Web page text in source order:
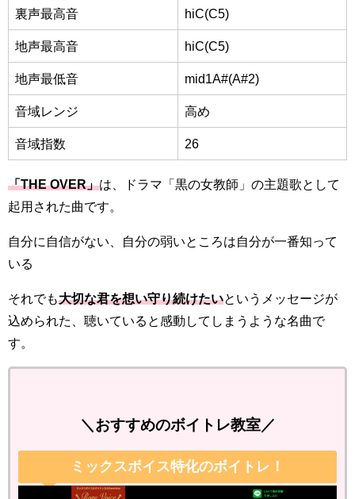
裏声最高音 hiC(C5)
地声最高音 hiC(C5)
地声最低音 mid1A#(A#2)
音域レンジ 高め
音域指数 26
「THE OVER」は、ドラマ「黒の女教師」の主題歌として
起用された曲です。
自分に自信がない、自分の弱いところは自分が一番知って
いる
それでも大切な君を想い守り続けたいというメッセージが
込められた、聴いていると感動してしまうような名曲で
す。
＼おすすめのボイトレ教室／
ミックスボイス特化のボイトレ！